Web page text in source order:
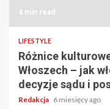
4 min read
LIFESTYLE
Różnice
Włoszech – jak
decyzje sądu i
Redakcja 6 miesięcy ago